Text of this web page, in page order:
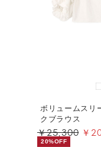
ボリュームスリ
クブラウス
￥25,300 ￥
20%OFF